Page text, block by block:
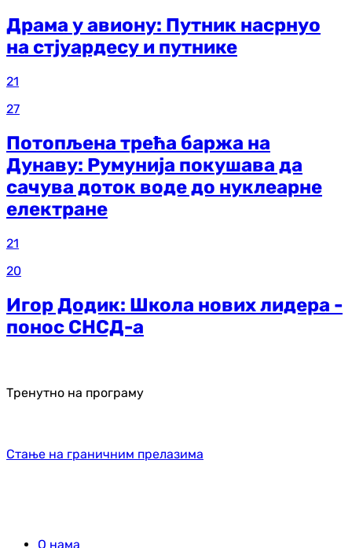
Драма у авиону: Путник насрнуо
на стјуардесу и путнике
21
27
Потопљена трећа баржа на
Дунаву: Румунија покушава да
сачува доток воде до нуклеарне
електране
21
20
Игор Додик: Школа нових лидера -
понос СНСД-а
Тренутно на програму
Стање на граничним прелазима
О нама